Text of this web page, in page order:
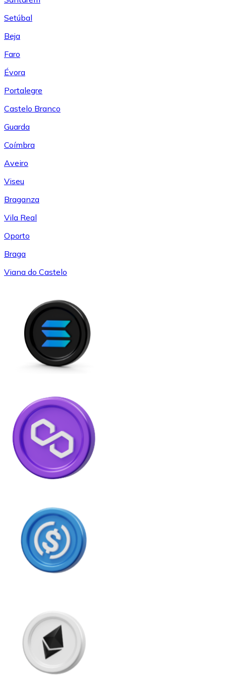
Setúbal
Beja
Faro
Évora
Portalegre
Castelo Branco
Guarda
Coímbra
Aveiro
Viseu
Braganza
Vila Real
Oporto
Braga
Viana do Castelo